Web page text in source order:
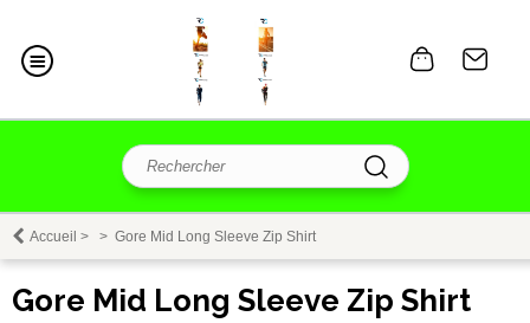
Accueil > > Gore Mid Long Sleeve Zip Shirt
Gore Mid Long Sleeve Zip Shirt